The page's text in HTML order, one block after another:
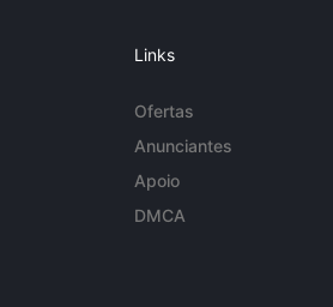
Links
Ofertas
Anunciantes
Apoio
DMCA